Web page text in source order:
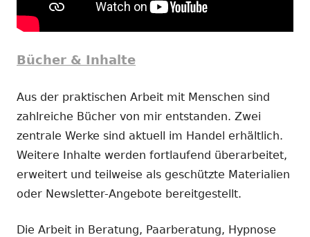
Bücher & Inhalte
Aus der praktischen Arbeit mit Menschen sind
zahlreiche Bücher von mir entstanden. Zwei
zentrale Werke sind aktuell im Handel erhältlich.
Weitere Inhalte werden fortlaufend überarbeitet,
erweitert und teilweise als geschützte Materialien
oder Newsletter-Angebote bereitgestellt.
Die Arbeit in Beratung, Paarberatung, Hypnose